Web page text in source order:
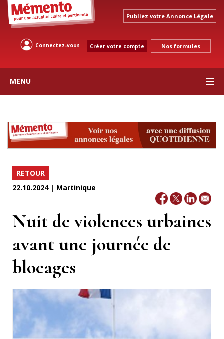
Publiez votre Annonce Légale
Connectez-vous Créer votre compte Nos formules
MENU
RETOUR
22.10.2024 | Martinique
Nuit de violences urbaines
avant une journée de
blocages